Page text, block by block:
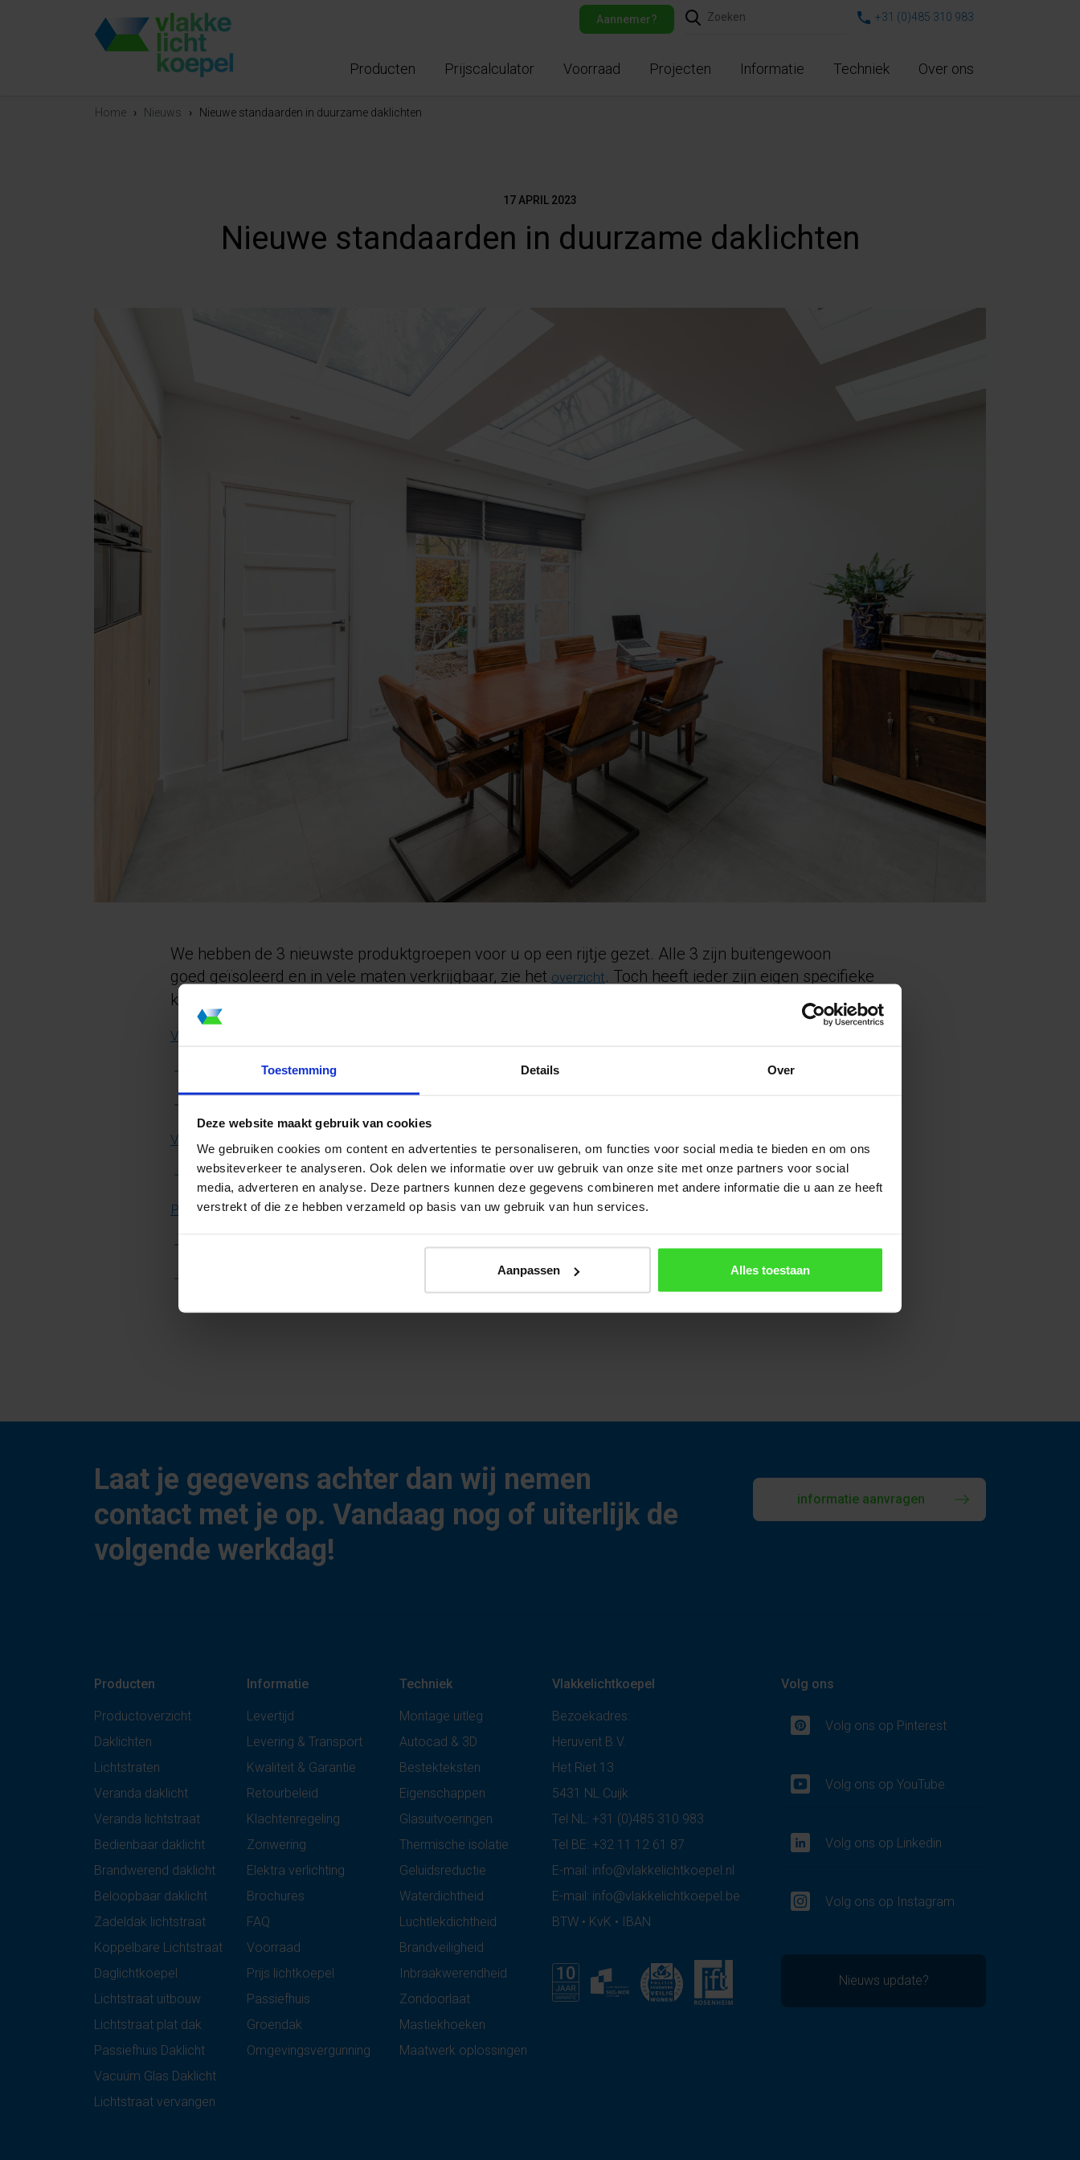
Toestemming Details Over
Deze website maakt gebruik van cookies
We gebruiken cookies om content en advertenties te personaliseren, om functies voor social media te bieden en om ons
websiteverkeer te analyseren. Ook delen we informatie over uw gebruik van onze site met onze partners voor social
media, adverteren en analyse. Deze partners kunnen deze gegevens combineren met andere informatie die u aan ze heeft
verstrekt of die ze hebben verzameld op basis van uw gebruik van hun services.
Aanpassen Alles toestaan
Aannemer? +31 (0)485 310 983
Producten Prijscalculator Voorraad Projecten Informatie Techniek Over ons
Home › Nieuws › Nieuwe standaarden in duurzame daklichten
17 APRIL 2023
Nieuwe standaarden in duurzame daklichten
We hebben de 3 nieuwste produktgroepen voor u op een rijtje gezet. Alle 3 zijn buitengewoon
goed geïsoleerd en in vele maten verkrijgbaar, zie het overzicht. Toch heeft ieder zijn eigen specifieke
kenmerk (klik op de link om de datasheet te openen):
Vlakkelichtkoepel DL75
tot 4,6m² uit één ruit
Vacuüm Glas Daklicht
het best isolerende glas ter wereld
Passiefhuis Daklicht:
gecertificeerd door Passivhaus Institut
Laat je gegevens achter dan wij nemen
contact met je op. Vandaag nog of uiterlijk de
volgende werkdag!
informatie aanvragen
Producten
Productoverzicht
Daklichten
Lichtstraten
Veranda daklicht
Veranda lichtstraat
Bedienbaar daklicht
Brandwerend daklicht
Beloopbaar daklicht
Zadeldak lichtstraat
Koppelbare Lichtstraat
Daglichtkoepel
Lichtstraat uitbouw
Lichtstraat plat dak
Passiefhuis Daklicht
Vacuüm Glas Daklicht
Lichtstraat vervangen
Informatie
Levertijd
Levering & Transport
Kwaliteit & Garantie
Retourbeleid
Klachtenregeling
Zonwering
Elektra verlichting
Brochures
FAQ
Voorraad
Prijs lichtkoepel
Passiefhuis
Groendak
Omgevingsvergunning
Techniek
Montage uitleg
Autocad & 3D
Bestekteksten
Eigenschappen
Glasuitvoeringen
Thermische isolatie
Geluidsreductie
Waterdichtheid
Luchtlekdichtheid
Brandveiligheid
Inbraakwerendheid
Zondoorlaat
Mastiekhoeken
Maatwerk oplossingen
Vlakkelichtkoepel
Bezoekadres:
Heruvent B.V.
Het Riet 13
5431 NL Cuijk
Tel NL: +31 (0)485 310 983
Tel BE: +32 11 12 61 87
E-mail: info@vlakkelichtkoepel.nl
E-mail: info@vlakkelichtkoepel.be
BTW • KvK • IBAN
Volg ons
Volg ons op Pinterest
Volg ons op YouTube
Volg ons op Linkedin
Volg ons op Instagram
Nieuws update?